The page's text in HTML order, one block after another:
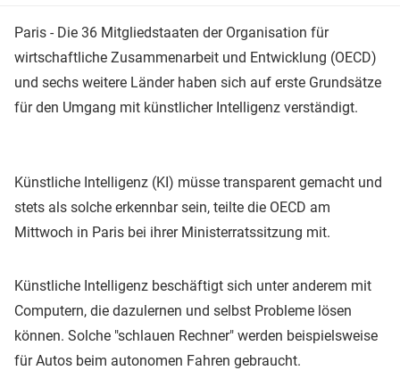
Paris - Die 36 Mitgliedstaaten der Organisation für
wirtschaftliche Zusammenarbeit und Entwicklung (OECD)
und sechs weitere Länder haben sich auf erste Grundsätze
für den Umgang mit künstlicher Intelligenz verständigt.
Künstliche Intelligenz (KI) müsse transparent gemacht und
stets als solche erkennbar sein, teilte die OECD am
Mittwoch in Paris bei ihrer Ministerratssitzung mit.
Künstliche Intelligenz beschäftigt sich unter anderem mit
Computern, die dazulernen und selbst Probleme lösen
können. Solche "schlauen Rechner" werden beispielsweise
für Autos beim autonomen Fahren gebraucht.